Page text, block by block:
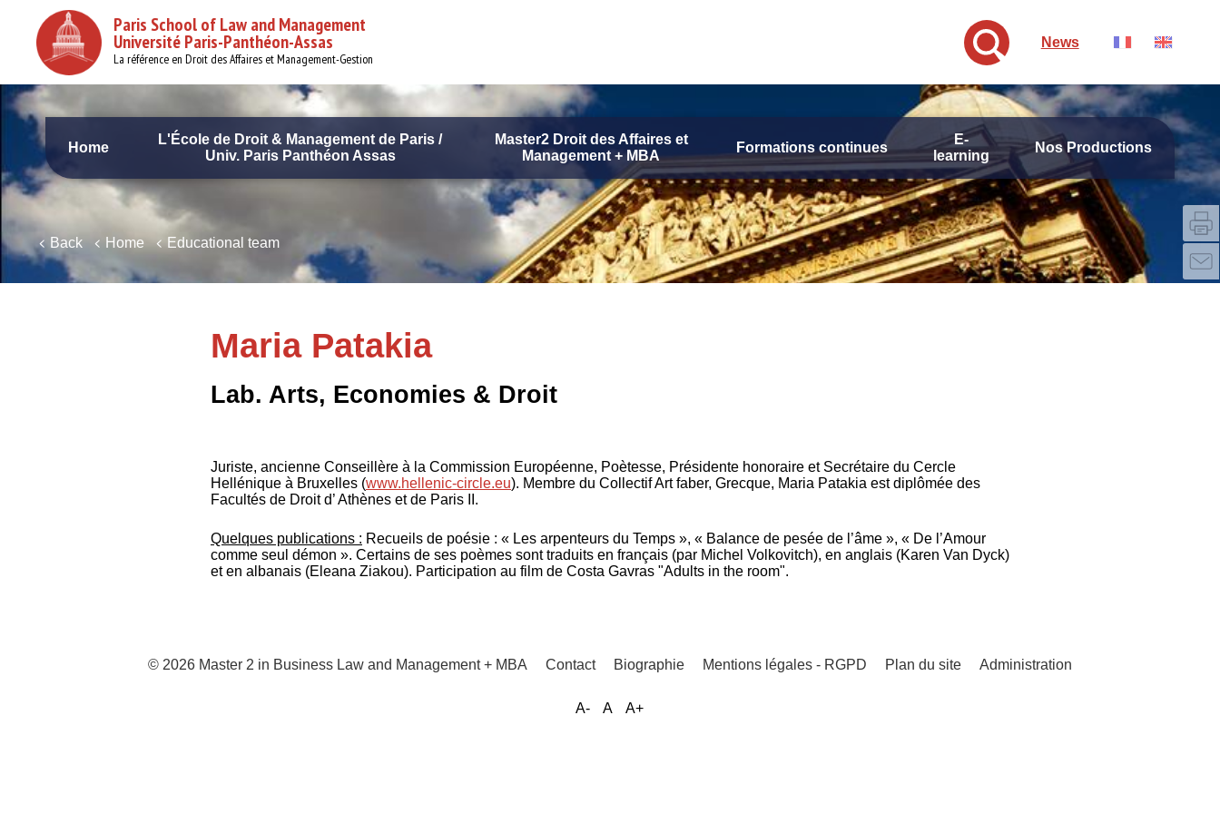
content
Paris School of Law and Management
Université Paris-Panthéon-Assas
La référence en Droit des Affaires et Management-Gestion
News
Navigation
principale
Home
L'École de Droit & Management de Paris /
Univ. Paris Panthéon Assas
Master2 Droit des Affaires et
Management + MBA
Formations continues
E-
learning
Nos Productions
Back Home Educational team
Maria Patakia
Lab. Arts, Economies & Droit
Juriste, ancienne Conseillère à la Commission Européenne, Poètesse, Présidente honoraire et Secrétaire du Cercle
Hellénique à Bruxelles (www.hellenic-circle.eu). Membre du Collectif Art faber, Grecque, Maria Patakia est diplômée des
Facultés de Droit d’ Athènes et de Paris II.
Quelques publications : Recueils de poésie : « Les arpenteurs du Temps », « Balance de pesée de l’âme », « De l’Amour
comme seul démon ». Certains de ses poèmes sont traduits en français (par Michel Volkovitch), en anglais (Karen Van Dyck)
et en albanais (Eleana Ziakou). Participation au film de Costa Gavras "Adults in the room".
© 2026 Master 2 in Business Law and Management + MBA
Menu
Contact Biographie Mentions légales - RGPD Plan du site Administration
A- A A+